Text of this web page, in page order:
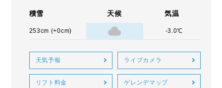
積雪 天候 気温
253cm (+0cm) -3.0℃
天気予報 ライブカメラ
リフト料金 ゲレンデマップ